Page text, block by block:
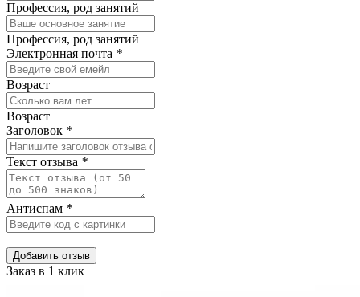
Профессия, род занятий
Профессия, род занятий
Электронная почта *
Возраст
Возраст
Заголовок *
Текст отзыва *
Антиспам *
Добавить отзыв
Заказ в 1 клик